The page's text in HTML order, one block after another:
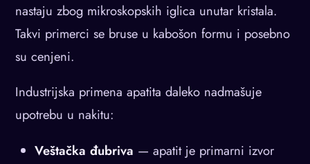
nastaju zbog mikroskopskih iglica unutar kristala.
Takvi primerci se bruse u kabošon formu i posebno
su cenjeni.
Industrijska primena apatita daleko nadmašuje
upotrebu u nakitu:
Veštačka đubriva — apatit je primarni izvor